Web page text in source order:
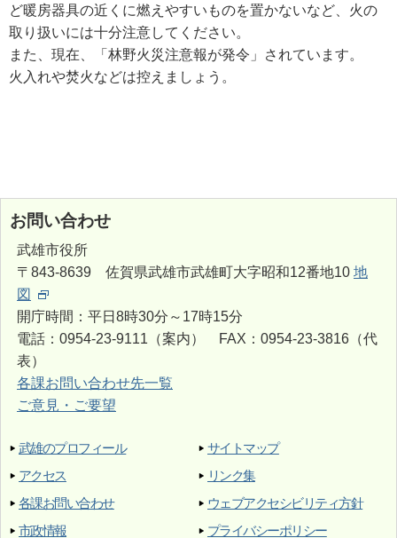
ど暖房器具の近くに燃えやすいものを置かないなど、火の
取り扱いには十分注意してください。
また、現在、「林野火災注意報が発令」されています。
火入れや焚火などは控えましょう。
お問い合わせ
武雄市役所
〒843-8639 佐賀県武雄市武雄町大字昭和12番地10 地
図
開庁時間：平日8時30分～17時15分
電話：0954-23-9111（案内） FAX：0954-23-3816（代
表）
各課お問い合わせ先一覧
ご意見・ご要望
武雄のプロフィール
アクセス
各課お問い合わせ
市政情報
サイトマップ
リンク集
ウェブアクセシビリティ方針
プライバシーポリシー